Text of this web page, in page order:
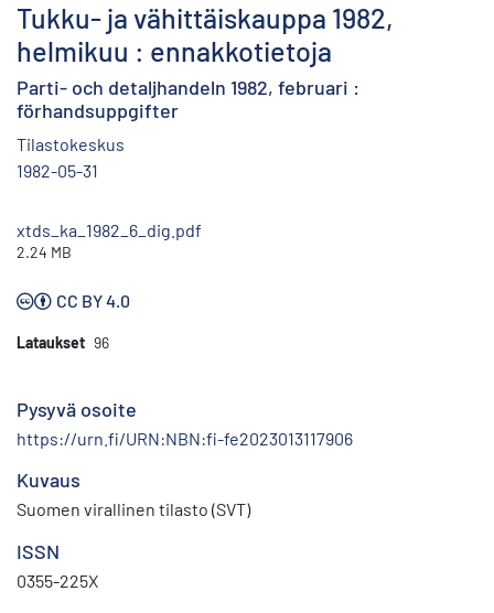
Tukku- ja vähittäiskauppa 1982,
helmikuu : ennakkotietoja
Parti- och detaljhandeln 1982, februari :
förhandsuppgifter
Tilastokeskus
1982-05-31
xtds_ka_1982_6_dig.pdf
2.24 MB
CC BY 4.0
Lataukset 96
Pysyvä osoite
https://urn.fi/URN:NBN:fi-fe2023013117906
Kuvaus
Suomen virallinen tilasto (SVT)
ISSN
0355-225X